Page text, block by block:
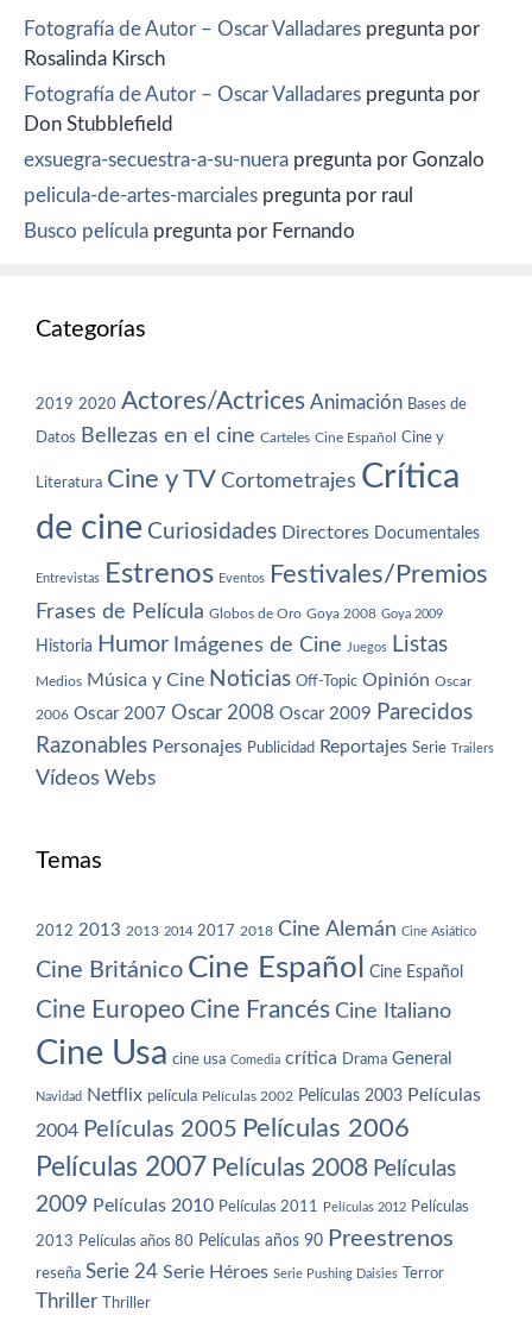
Fotografía de Autor – Oscar Valladares pregunta por
Rosalinda Kirsch
Fotografía de Autor – Oscar Valladares pregunta por
Don Stubblefield
exsuegra-secuestra-a-su-nuera pregunta por Gonzalo
pelicula-de-artes-marciales pregunta por raul
Busco película pregunta por Fernando
Categorías
2019 2020 Actores/Actrices Animación Bases de
Datos Bellezas en el cine Carteles Cine Español Cine y
Literatura Cine y TV Cortometrajes Crítica
de cine Curiosidades Directores Documentales
Entrevistas Estrenos Eventos Festivales/Premios
Frases de Película Globos de Oro Goya 2008 Goya 2009
Historia Humor Imágenes de Cine Juegos Listas
Medios Música y Cine Noticias Off-Topic Opinión Oscar
2006 Oscar 2007 Oscar 2008 Oscar 2009 Parecidos
Razonables Personajes Publicidad Reportajes Serie Trailers
Vídeos Webs
Temas
2012 2013 2013 2014 2017 2018 Cine Alemán Cine Asiático
Cine Británico Cine Español Cine Español
Cine Europeo Cine Francés Cine Italiano
Cine Usa cine usa Comedia crítica Drama General
Navidad Netflix película Películas 2002 Películas 2003 Películas
2004 Películas 2005 Películas 2006
Películas 2007 Películas 2008 Películas
2009 Películas 2010 Películas 2011 Películas 2012 Películas
2013 Películas años 80 Películas años 90 Preestrenos
reseña Serie 24 Serie Héroes Serie Pushing Daisies Terror
Thriller Thriller